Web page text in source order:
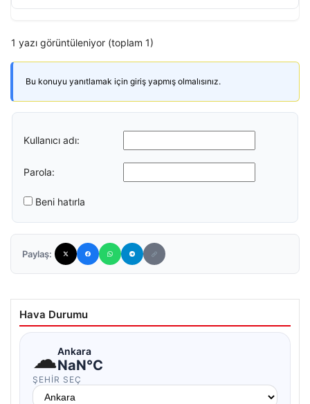
1 yazı görüntüleniyor (toplam 1)
Bu konuyu yanıtlamak için giriş yapmış olmalısınız.
Kullanıcı adı:
Parola:
Beni hatırla
Paylaş:
Hava Durumu
☁Ankara
NaN°C
ŞEHIR SEÇ